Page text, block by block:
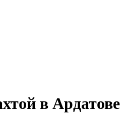
в Ардатове